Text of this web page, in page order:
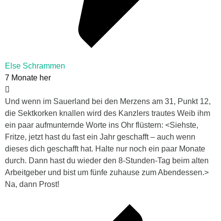
Else Schrammen
7 Monate her
Und wenn im Sauerland bei den Merzens am 31, Punkt 12,
die Sektkorken knallen wird des Kanzlers trautes Weib ihm
ein paar aufmunternde Worte ins Ohr flüstern: <Siehste,
Fritze, jetzt hast du fast ein Jahr geschafft – auch wenn
dieses dich geschafft hat. Halte nur noch ein paar Monate
durch. Dann hast du wieder den 8-Stunden-Tag beim alten
Arbeitgeber und bist um fünfe zuhause zum Abendessen.>
Na, dann Prost!